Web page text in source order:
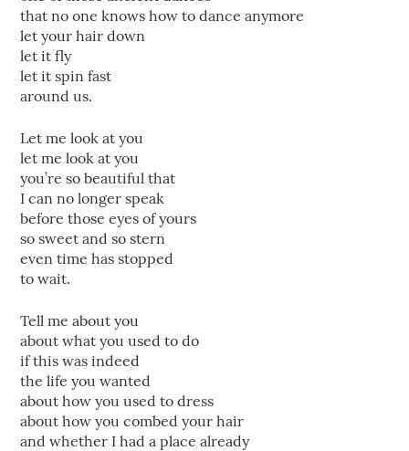
that no one knows how to dance anymore
let your hair down
let it fly
let it spin fast
around us.
Let me look at you
let me look at you
you’re so beautiful that
I can no longer speak
before those eyes of yours
so sweet and so stern
even time has stopped
to wait.
Tell me about you
about what you used to do
if this was indeed
the life you wanted
about how you used to dress
about how you combed your hair
and whether I had a place already